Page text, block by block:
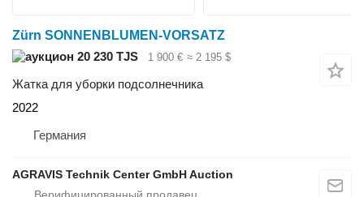
Zürn SONNENBLUMEN-VORSATZ
20 230 TJS
1 900 € ≈ 2 195 $
Жатка для уборки подсолнечника
2022
Германия
AGRAVIS Technik Center GmbH Auction